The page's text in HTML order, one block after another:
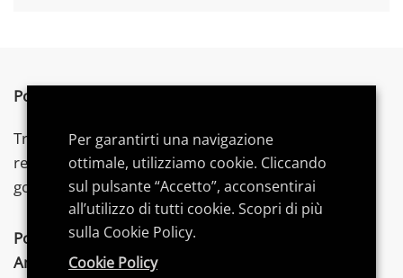
Postword.it
Troverai articoli su tecnologia,videogames
recensioni, consigli di acquisto eguidededicate per
goderti al meglio le tuepassioni.
Postword.itpartecipa al Programma Affiliazione
AmazonEU, un programma di affiliazione che
Per garantirti una navigazione
ottimale, utilizziamo cookie. Cliccando
sul pulsante “Accetto”, acconsentirai
all’utilizzo di tutti cookie. Scopri di più
sulla Cookie Policy.
Cookie Policy